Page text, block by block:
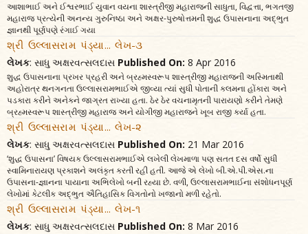
આશાભાઈ અને ઈશ્વરભાઈ યુવાન વયના શાસ્ત્રીજી મહારાજની સાધુતા, વિદ્વત્તા, ભગતજી
મહારાજ પ્રત્યેની અનન્ય ગુરુનિષ્ઠા અને અક્ષર-પુરુષોત્તમની શુદ્ધ ઉપાસનાના અદ્‌ભુત
જ્ઞાનથી પૂર્ણપણે રંગાઈ ગયા
શ્રી ઉલ્લાસરામ પંડ્યા... લેખ-૩
લેખક: સાધુ અક્ષરવત્સલદાસ Published On: 8 Apr 2016
શુદ્ધ ઉપાસનાના પ્રખર પ્રહરી અને બ્રહ્મસ્વરૂપ શાસ્ત્રીજી મહારાજની અસ્મિતાથી
અહોરાત્ર થનગનતા ઉલ્લાસરામભાઈએ જીવ્યા ત્યાં સુધી પોતાની કલમના હોંકારા અને
પડકારા કરીને અનેકને જાગ્રત રાખ્યા હતા. ઠેર ઠેર વચનામૃતની પારાયણો કરીને તેમણે
બ્રહ્મસ્વરૂપ શાસ્ત્રીજી મહારાજ અને યોગીજી મહારાજને ખૂબ રાજી કર્યા હતા.
શ્રી ઉલ્લાસરામ પંડ્યા... લેખ-૨
લેખક: સાધુ અક્ષરવત્સલદાસ Published On: 21 Mar 2016
‘શુદ્ધ ઉપાસના’ વિષયક ઉલ્લાસરામભાઈએ લખેલી લેખમાળા પણ સતત દસ વર્ષો સુધી
સ્વામિનારાયણ પ્રકાશને અલંકૃત કરતી રહી હતી. આજે એ લેખો બી.એ.પી.એસ.ના
ઉપાસના-જ્ઞાનના પાયાના અભિલેખો બની રહ્યા છે. વળી, ઉલ્લાસરામભાઈના સંશોધનપૂર્ણ
લેખોમાં કેટલીક અદ્‌ભુત ઐતિહાસિક વિગતોનો ખજાનો મળી રહેતો.
શ્રી ઉલ્લાસરામ પંડ્યા... લેખ-૧
લેખક: સાધુ અક્ષરવત્સલદાસ Published On: 8 Mar 2016